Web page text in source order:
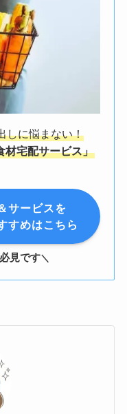
しに悩まない！
材宅配サービス」
サービスを
すめはこちら
見です＼